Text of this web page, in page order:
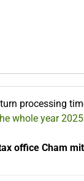
processing
whole year
office Cham